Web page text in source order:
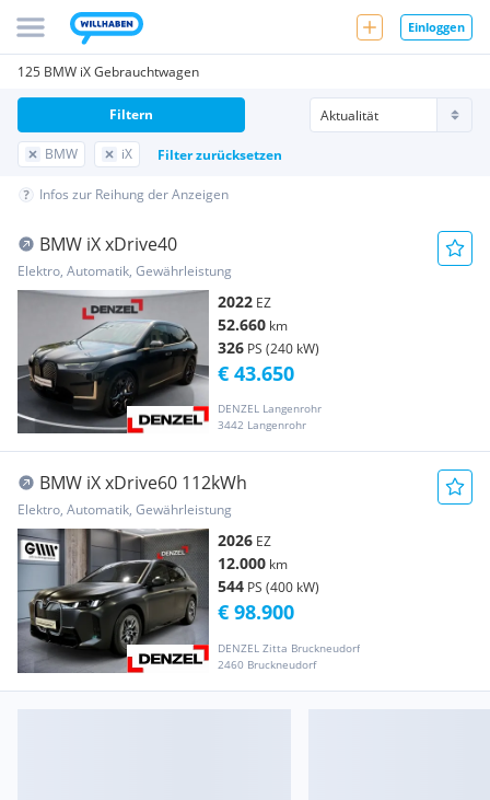
Einloggen
125 BMW iX Gebrauchtwagen
BMW iX Filter zurücksetzen
Filtern
Infos zur Reihung der Anzeigen
BMW iX xDrive40
Elektro, Automatik, Gewährleistung
2022 EZ
52.660 km
326 PS (240 kW)
DENZEL Langenrohr
3442 Langenrohr
€ 43.650
BMW iX xDrive60 112kWh
Elektro, Automatik, Gewährleistung
2026 EZ
12.000 km
544 PS (400 kW)
DENZEL Zitta Bruckneudorf
2460 Bruckneudorf
€ 98.900